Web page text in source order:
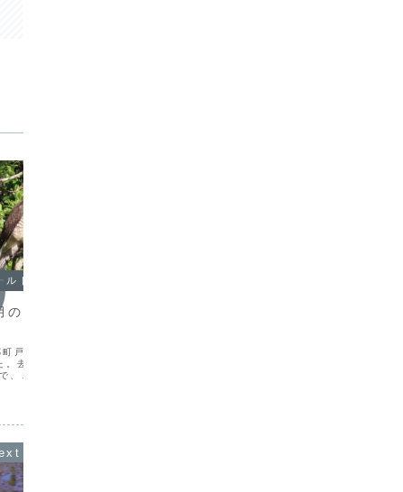
ルドノート
フィールドノ
戸口 今年もカワウ
。去年の初認が10月
、この時期に調査をス